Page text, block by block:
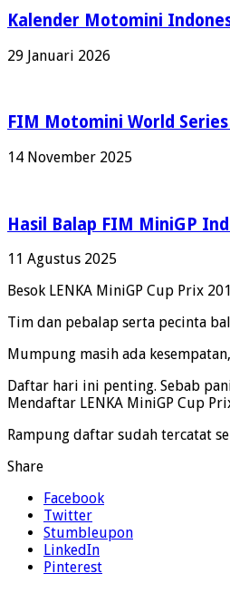
Kalender Motomini
29 Januari 2026
FIM Motomini World
14 November 2025
Hasil Balap FIM MiniGP
11 Agustus 2025
Besok LENKA MiniGP Cup Prix
Tim dan pebalap serta pecinta
Mumpung masih ada
Daftar hari ini penting. Sebab
Mendaftar LENKA MiniGP Cup
Rampung daftar sudah tercatat
Share
Facebook
Twitter
Stumbleupon
LinkedIn
Pinterest